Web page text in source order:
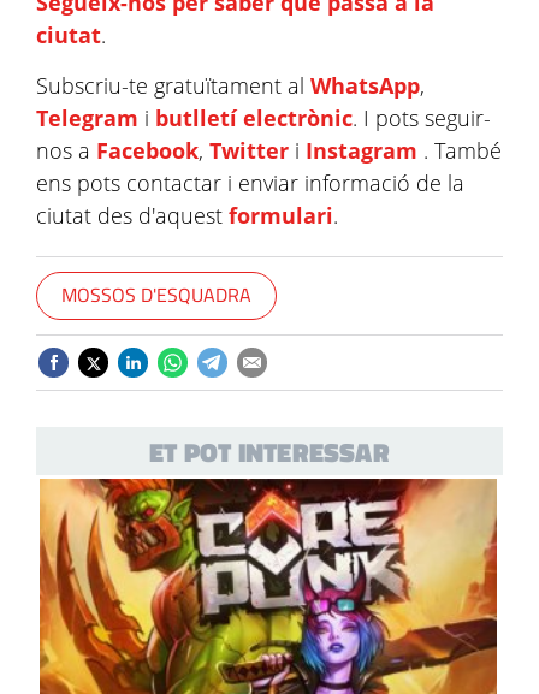
ciutat.
Subscriu-te gratuïtament al WhatsApp,
Telegram i butlletí electrònic. I pots seguir-
nos a Facebook, Twitter i Instagram . També
ens pots contactar i enviar informació de la
ciutat des d'aquest formulari.
MOSSOS D'ESQUADRA
ET POT INTERESSAR